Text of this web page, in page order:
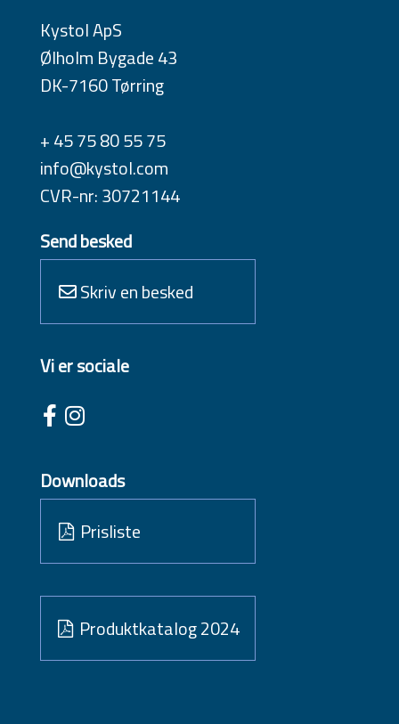
Kystol ApS
Ølholm Bygade 43
DK-7160 Tørring
+ 45 75 80 55 75
info@kystol.com
CVR-nr: 30721144
Send besked
Skriv en besked
Vi er sociale
Downloads
Prisliste
Produktkatalog 2024